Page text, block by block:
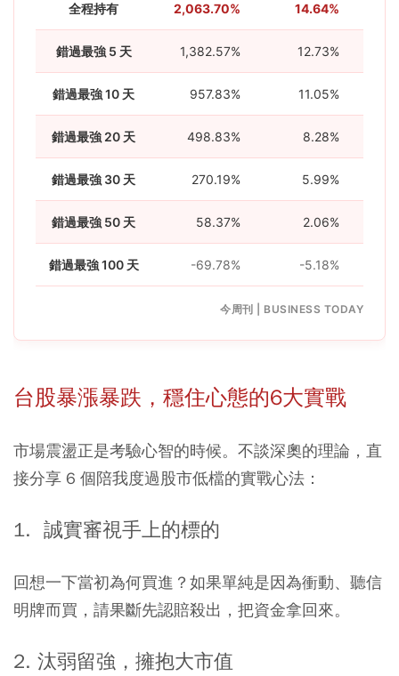
全程持有 2,063.70% 14.64%
錯過最強 5 天 1,382.57% 12.73%
錯過最強 10 天 957.83% 11.05%
錯過最強 20 天 498.83% 8.28%
錯過最強 30 天 270.19% 5.99%
錯過最強 50 天 58.37% 2.06%
錯過最強 100 天 -69.78% -5.18%
今周刊 | BUSINESS TODAY
台股暴漲暴跌，穩住心態的6大實戰
市場震盪正是考驗心智的時候。不談深奧的理論，直
接分享 6 個陪我度過股市低檔的實戰心法：
1. ​ 誠實審視手上的標的
回想一下當初為何買進？如果單純是因為衝動、聽信
明牌而買，請果斷先認賠殺出，把資金拿回來。
​2. 汰弱留強，擁抱大市值